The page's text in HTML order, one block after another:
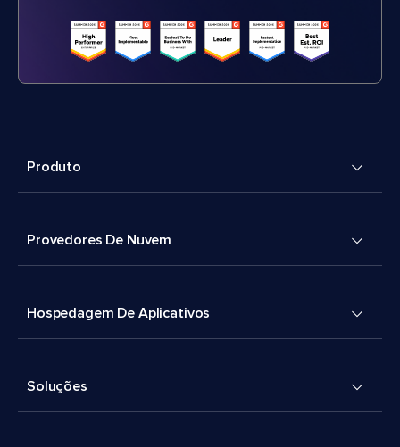
Produto
Provedores De Nuvem
Hospedagem De Aplicativos
Soluções